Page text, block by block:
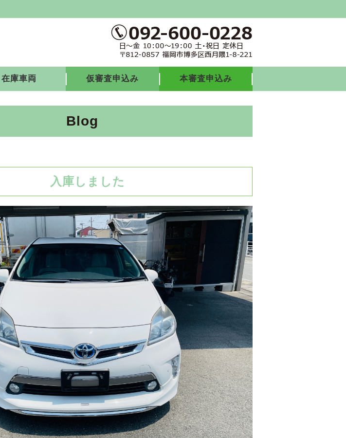
在庫車両 仮審査申込み 本審査申込み
Blog
入庫しました